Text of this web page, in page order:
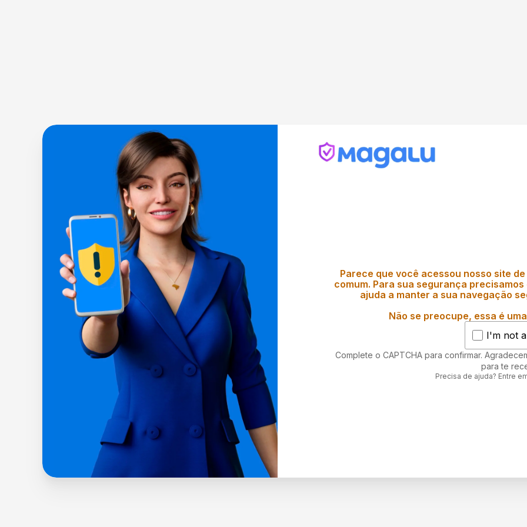
Parece que você acessou nosso site
comum. Para sua segurança
ajuda a manter a sua navegação
Não se preocupe, essa é
I'm not
Complete o CAPTCHA para confirmar.
para te
Precisa de ajuda? Entre